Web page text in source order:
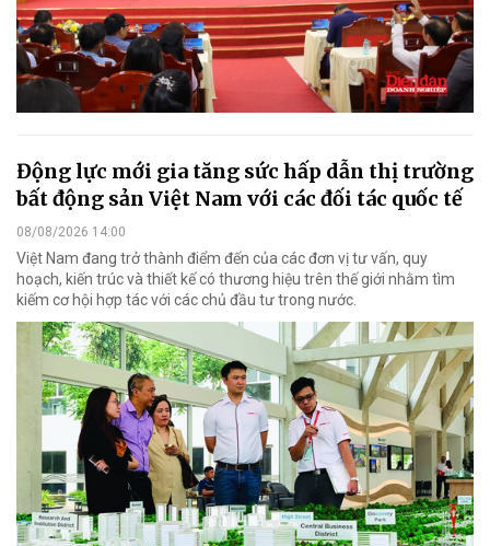
Động lực mới gia tăng sức hấp dẫn thị trường
bất động sản Việt Nam với các đối tác quốc tế
08/08/2026 14:00
Việt Nam đang trở thành điểm đến của các đơn vị tư vấn, quy
hoạch, kiến trúc và thiết kế có thương hiệu trên thế giới nhằm tìm
kiếm cơ hội hợp tác với các chủ đầu tư trong nước.